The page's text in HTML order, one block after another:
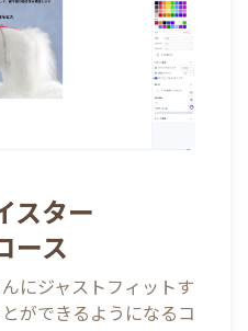
スター
ース
にジャストフィットす
ができるようになるコ